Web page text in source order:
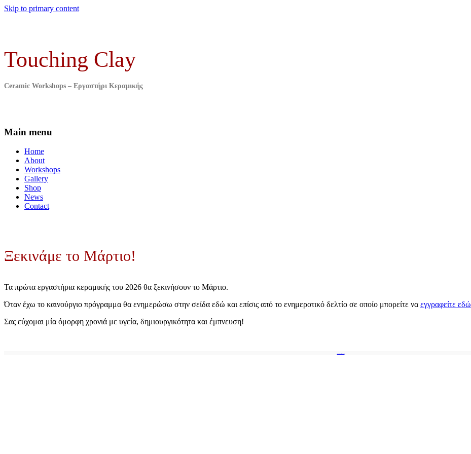
Skip to primary content
Touching Clay
Ceramic Workshops – Εργαστήρι Κεραμικής
Main menu
Home
About
Workshops
Gallery
Shop
News
Contact
Ξεκινάμε το Μάρτιο!
Τα πρώτα εργαστήρια κεραμικής του 2026 θα ξεκινήσουν το Μάρτιο.
Όταν έχω το καινούργιο πρόγραμμα θα ενημερώσω στην σείδα εδώ και επίσις από το ενημεροτικό δελτίο σε οποίο μπορείτε να εγγραφείτε εδώ
Σας εύχομαι μία όμορφη χρονιά με υγεία, δημιουργικότητα και έμπνευση!